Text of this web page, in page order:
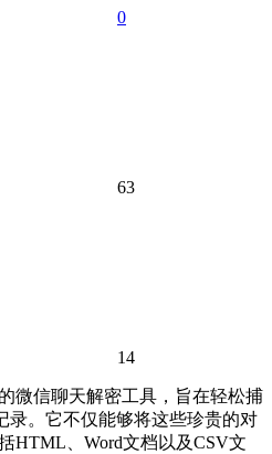
0
63
14
微信聊天解密工具，旨在轻松捕
录。它不仅能够将这些珍贵的对
HTML、Word文档以及CSV文